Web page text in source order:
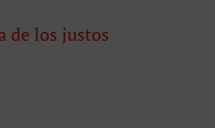
de los justos